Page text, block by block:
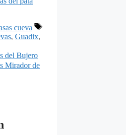
cueva
Etiquetas
, Guadix,
del Bujero
Mirador de